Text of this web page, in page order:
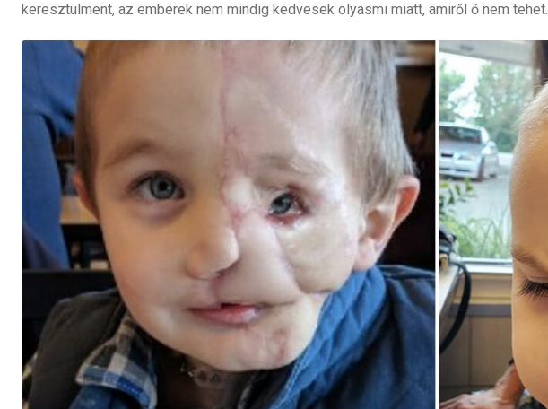
keresztülment, az emberek nem mindig kedvesek olyasmi miatt, amiről ő nem tehet.